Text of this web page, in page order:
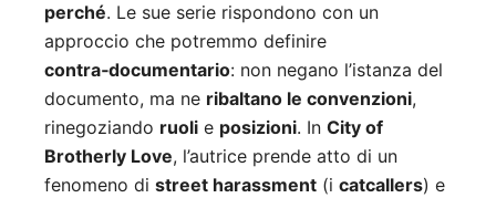
perché. Le sue serie rispondono con un
approccio che potremmo definire
contra‑documentario: non negano l’istanza del
documento, ma ne ribaltano le convenzioni,
rinegoziando ruoli e posizioni. In City of
Brotherly Love, l’autrice prende atto di un
fenomeno di street harassment (i catcallers) e